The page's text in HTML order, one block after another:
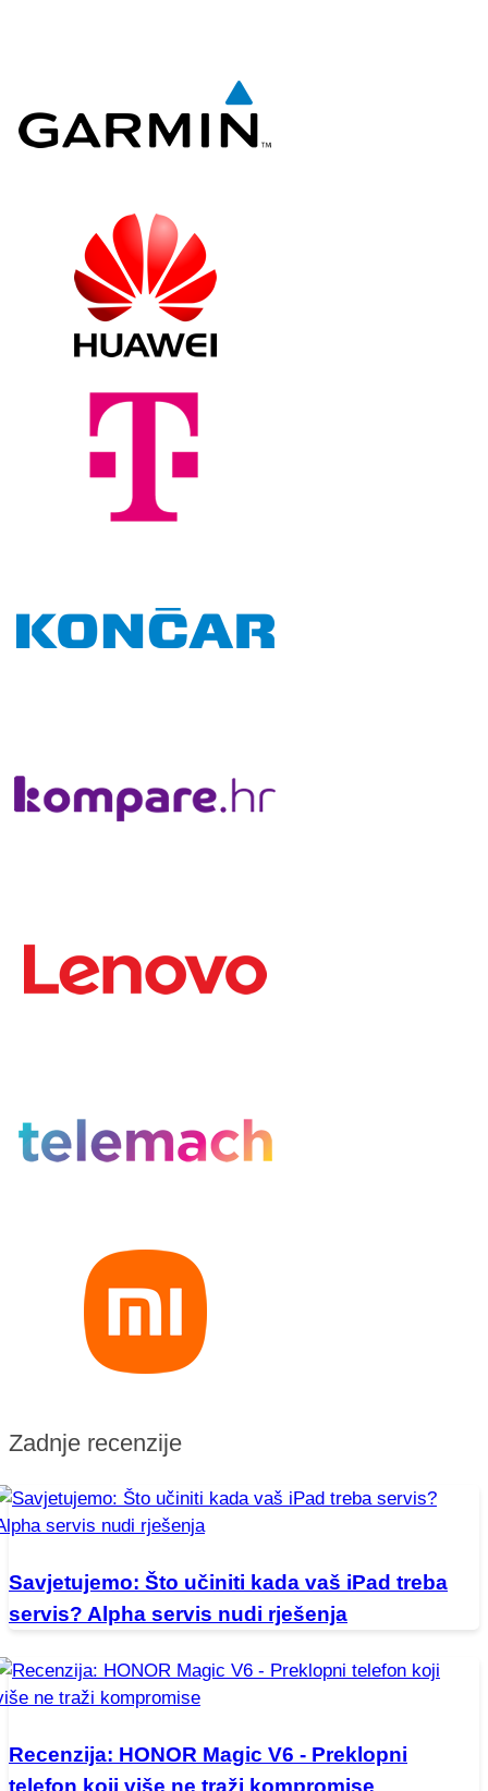
Zadnje recenzije
Savjetujemo: Što učiniti kada vaš iPad treba
servis? Alpha servis nudi rješenja
Recenzija: HONOR Magic V6 - Preklopni
telefon koji više ne traži kompromise